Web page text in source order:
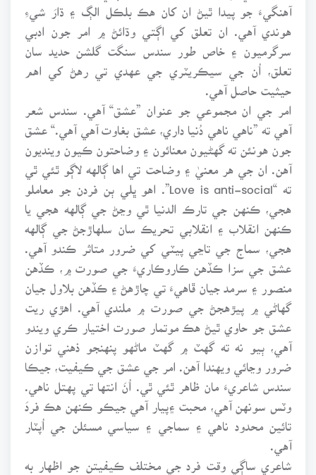
آهنگيءَ جو پيدا ٿيڻ ان کان هڪ بلڪل الڳ ۽ ڌارَ شيءِ
هوندي آهي. ان تعلق کي اڳتي وڌائڻ ۾ امر جون ادبي
سرگرميون ۽ خاص طور سندس سنگت گلشن حديد سان
تعلق، اُن جي سيڪريٽري جي عهدي تي رهڻ کي اهم
حيثيت حاصل آهي.
امر جي ان مجموعي جو عنوان ”عشق“ آهي. سندس شعر
آهي ته ”ناهي ناهي دُنيا داري، عشق بغاوت آهي آهي.“ عشق
جون هونئن ته گهڻيون معنائون ۽ وضاحتون ڪيون وينديون
آهن. ان جي هر معنيٰ ۽ وضاحت تي اها ڳالهه لاڳو ٿئي ٿي
ته “Love is anti-social”. اهو ڀلي ٻن فردن جو معاملو
هجي، ڪنهن جي تارڪ الدنيا ٿي وڃڻ جي ڳالهه هجي يا
ڪنهن انقلاب ۽ انقلابي تحريڪ سان سلهاڙجڻ جي ڳالهه
هجي، سماج جي تاڃي پيٽي کي ضرور متاثر ڪندو آهي.
عشق جي سزا ڪڏهن ڪاروڪاريءَ جي صورت ۾، ڪڏهن
منصور ۽ سرمد جيان ڦاهيءَ تي چاڙهڻ ۽ ڪڏهن بلاول جيان
گهاڻي ۾ پيڙهجڻ جي صورت ۾ ملندي آهي. اهڙي ريت
عشق جو حاوي ٿيڻ هڪ موتمار صورت اختيار ڪري ويندو
آهي، ٻيو نه ته گهٽ ۾ گهٽ ماڻهو پنهنجو ذهني توازن
ضرور وڃائي ويهندا آهن. امر جي عشق جي ڪيفيت، جيڪا
سندس شاعريءَ مان ظاهر ٿئي ٿي. اُنَ انتها تي پهتل ناهي.
وٽس سونهن آهي، محبت ۽پيار آهي جيڪو ڪنهن هڪ فردَ
تائين محدود ناهي ۽ سماجي ۽ سياسي مسئلن جي اُپٽار
آهي.
شاعري ساڳي وقت فرد جي مختلف ڪيفيتن جو اظهار به